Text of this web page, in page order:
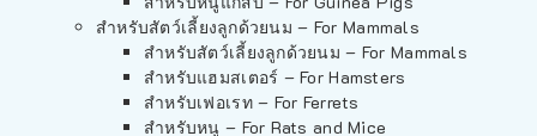
สำหรับสัตว์เลี้ยงลูกด้วยนม – For Mammals
สำหรับสัตว์เลี้ยงลูกด้วยนม – For Mammals
สำหรับแฮมสเตอร์ – For Hamsters
สำหรับเฟอเรท – For Ferrets
สำหรับหนู – For Rats and Mice